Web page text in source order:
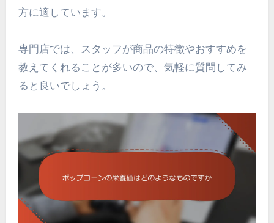
方に適しています。
専門店では、スタッフが商品の特徴やおすすめを
教えてくれることが多いので、気軽に質問してみ
ると良いでしょう。